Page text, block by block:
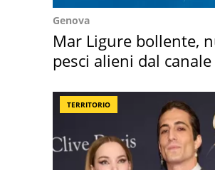
Genova
Mar Ligure bollente,
pesci alieni dal canale
TERRITORIO